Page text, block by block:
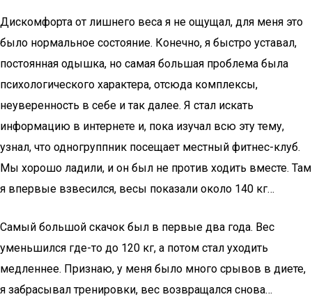
Дискомфорта от лишнего веса я не ощущал, для меня это
было нормальное состояние. Конечно, я быстро уставал,
постоянная одышка, но самая большая проблема была
психологического характера, отсюда комплексы,
неуверенность в себе и так далее. Я стал искать
информацию в интернете и, пока изучал всю эту тему,
узнал, что одногруппник посещает местный фитнес-клуб.
Мы хорошо ладили, и он был не против ходить вместе. Там
я впервые взвесился, весы показали около 140 кг…
Самый большой скачок был в первые два года. Вес
уменьшился где-то до 120 кг, а потом стал уходить
медленнее. Признаю, у меня было много срывов в диете,
я забрасывал тренировки, вес возвращался снова…